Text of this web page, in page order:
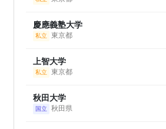
慶應義塾大学
私立 東京都
上智大学
私立 東京都
秋田大学
国立 秋田県